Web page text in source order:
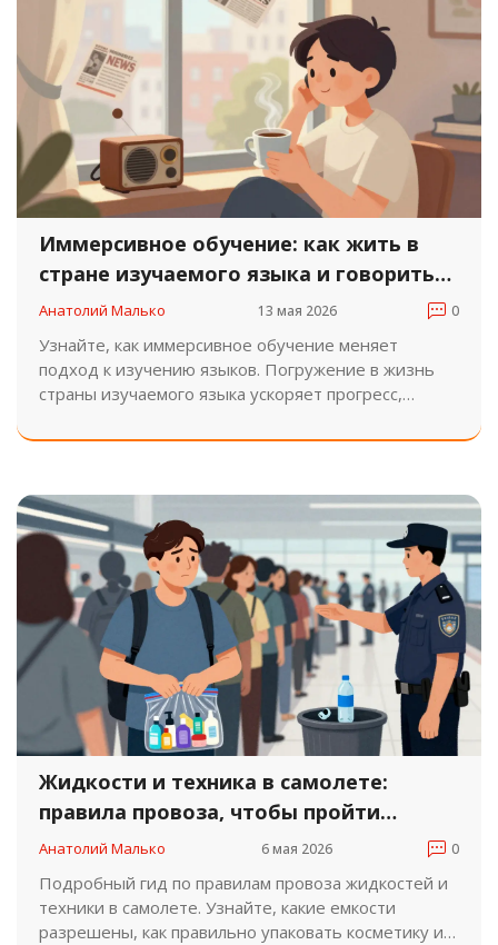
Иммерсивное обучение: как жить в
стране изучаемого языка и говорить
свободно
Анатолий Малько 13 мая 2026 0
Узнайте, как иммерсивное обучение меняет
подход к изучению языков. Погружение в жизнь
страны изучаемого языка ускоряет прогресс,
подготовке и адаптации.
Жидкости и техника в самолете:
правила провоза, чтобы пройти
досмотр быстро
Анатолий Малько 6 мая 2026 0
Подробный гид по правилам провоза жидкостей и
техники в самолете. Узнайте, какие емкости
разрешены, как правильно упаковать косметику и